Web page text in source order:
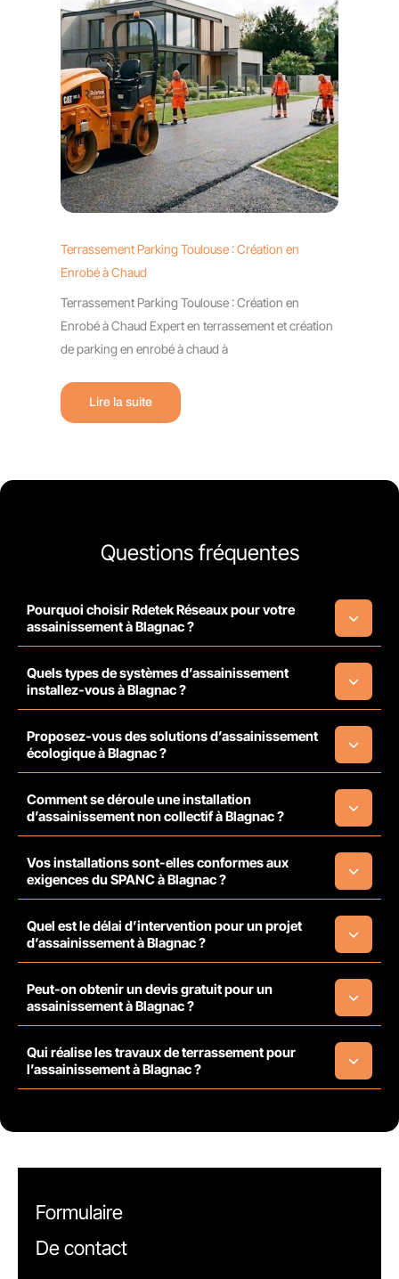
Terrassement Parking Toulouse : Création en
Enrobé à Chaud
Terrassement Parking Toulouse : Création en
Enrobé à Chaud Expert en terrassement et création
de parking en enrobé à chaud à
Lire la suite
Questions fréquentes
Pourquoi choisir Rdetek Réseaux pour votre
assainissement à Blagnac ?
Quels types de systèmes d’assainissement
installez-vous à Blagnac ?
Proposez-vous des solutions d’assainissement
écologique à Blagnac ?
Comment se déroule une installation
d’assainissement non collectif à Blagnac ?
Vos installations sont-elles conformes aux
exigences du SPANC à Blagnac ?
Quel est le délai d’intervention pour un projet
d’assainissement à Blagnac ?
Peut-on obtenir un devis gratuit pour un
assainissement à Blagnac ?
Qui réalise les travaux de terrassement pour
l’assainissement à Blagnac ?
Formulaire
De contact